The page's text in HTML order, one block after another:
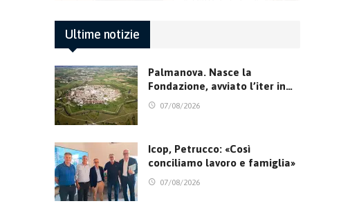
Ultime notizie
Palmanova. Nasce la
Fondazione, avviato l’iter in…
07/08/2026
Icop, Petrucco: «Così
conciliamo lavoro e famiglia»
07/08/2026